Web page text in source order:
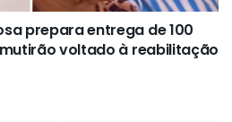
prepara entrega de 100
voltado à reabilitação